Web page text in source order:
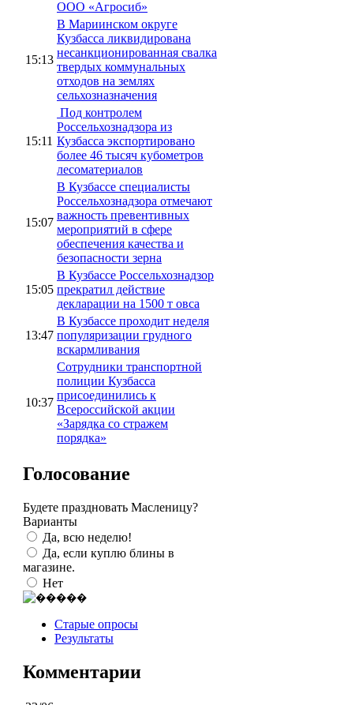
ООО «Агросиб»
15:13
В Мариинском округе
Кузбасса ликвидирована
несанкционированная свалка
твердых коммунальных
отходов на землях
сельхозназначения
15:11
Под контролем
Россельхознадзора из
Кузбасса экспортировано
более 46 тысяч кубометров
лесоматериалов
15:07
В Кузбассе специалисты
Россельхознадзора отмечают
важность превентивных
мероприятий в сфере
обеспечения качества и
безопасности зерна
15:05
В Кузбассе Россельхознадзор
прекратил действие
декларации на 1500 т овса
13:47
В Кузбассе проходит неделя
популяризации грудного
вскармливания
10:37
Сотрудники транспортной
полиции Кузбасса
присоединились к
Всероссийской акции
«Зарядка со стражем
порядка»
Голосование
Будете праздновать Масленицу?
Варианты
Да, всю неделю!
Да, если куплю блины в
магазине.
Нет
Старые опросы
Результаты
Комментарии